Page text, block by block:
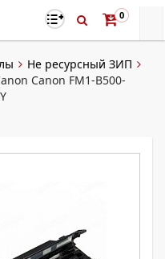
0
Не ресурсный ЗИП
Canon FM1-B500-